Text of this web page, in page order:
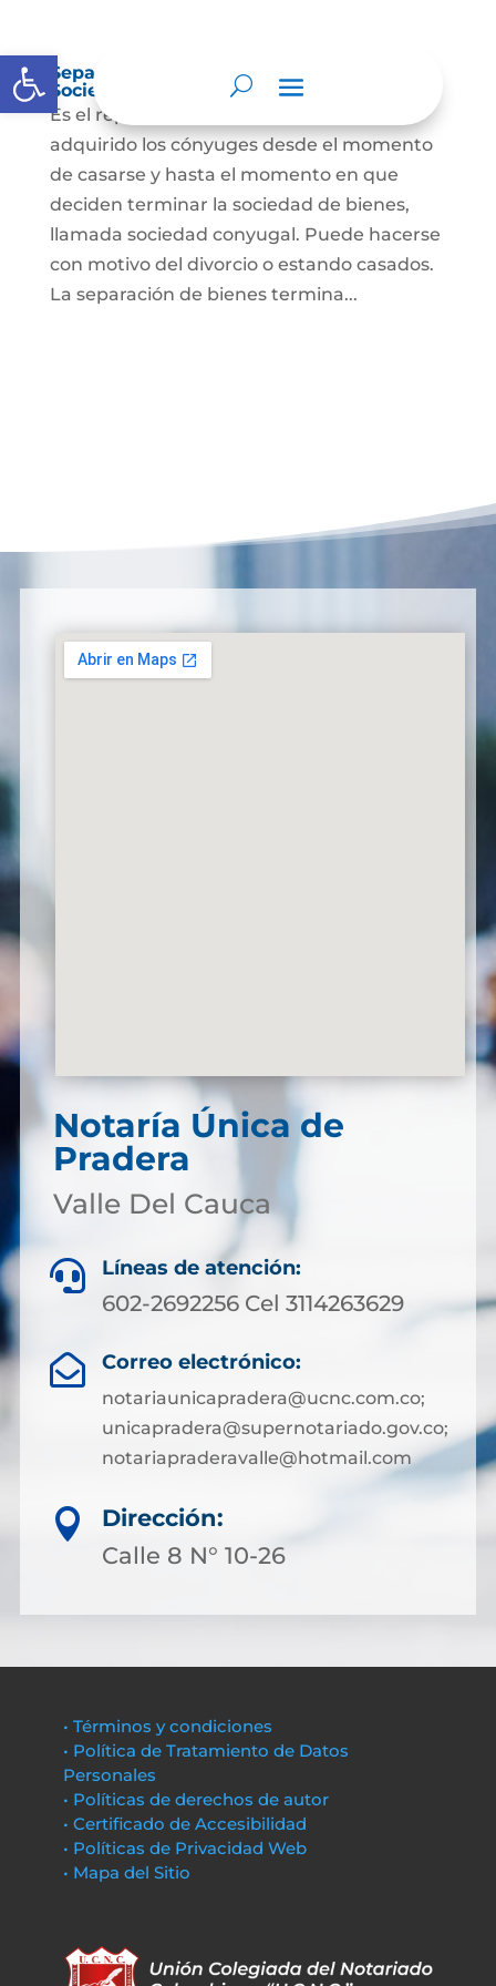
Abrir barra de herramientas
Separación de Bienes o Liquidación de
Sociedad Conyugal
Es el reparto de los bienes que han
adquirido los cónyuges desde el momento
de casarse y hasta el momento en que
deciden terminar la sociedad de bienes,
llamada sociedad conyugal. Puede hacerse
con motivo del divorcio o estando casados.
La separación de bienes termina...
Notaría Única de
Pradera
Valle Del Cauca
 Líneas de atención:
602-2692256 Cel 3114263629
 Correo electrónico:
notariaunicapradera@ucnc.com.co;
unicapradera@supernotariado.gov.co;
notariapraderavalle@hotmail.com

Dirección:
Calle 8 N° 10-26
• Términos y condiciones
• Política de Tratamiento de Datos
Personales
• Políticas de derechos de autor
• Certificado de Accesibilidad
• Políticas de Privacidad Web
• Mapa del Sitio